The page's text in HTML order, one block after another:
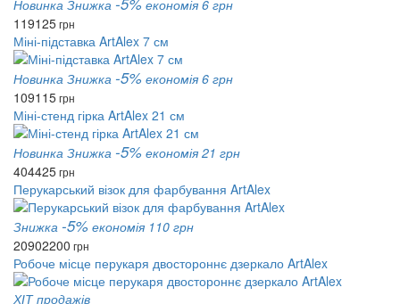
Новинка Знижка
економія 6 грн
119125грн
Міні-підставка ArtAlex 7 см
Новинка Знижка -5% економія 6 грн
109115грн
Міні-стенд гірка ArtAlex 21 см
Новинка Знижка -5% економія 21 грн
404425грн
Перукарський візок для фарбування ArtAlex
Знижка -5% економія 110 грн
20902200 грн
Робоче місце перукаря двостороннє дзеркало ArtAlex
ХІТ продажів